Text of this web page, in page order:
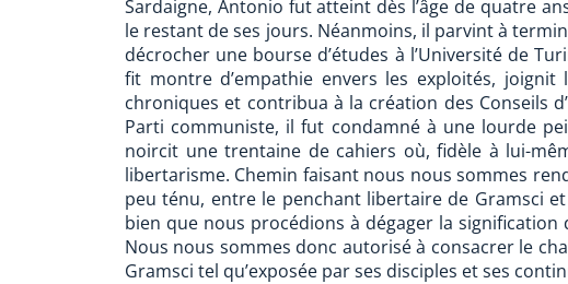
Sardaigne, Antonio fut atteint dès l’âge de quatre
le restant de ses jours. Néanmoins, il parvint à
décrocher une bourse d’études à l’Université de
fit montre d’empathie envers les exploités,
chroniques et contribua à la création des Conseils
Parti communiste, il fut condamné à une lourde
noircit une trentaine de cahiers où, fidèle à lui-
libertarisme. Chemin faisant nous nous sommes
peu ténu, entre le penchant libertaire de Gramsci
bien que nous procédions à dégager la
Nous nous sommes donc autorisé à consacrer le
Gramsci tel qu’exposée par ses disciples et ses